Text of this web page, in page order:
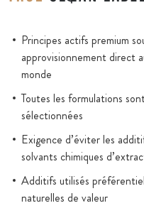
Principes actifs premium
approvisionnement direct
monde
Toutes les formulations
sélectionnées
Exigence d’éviter les
solvants chimiques
Additifs utilisés
naturelles de valeur